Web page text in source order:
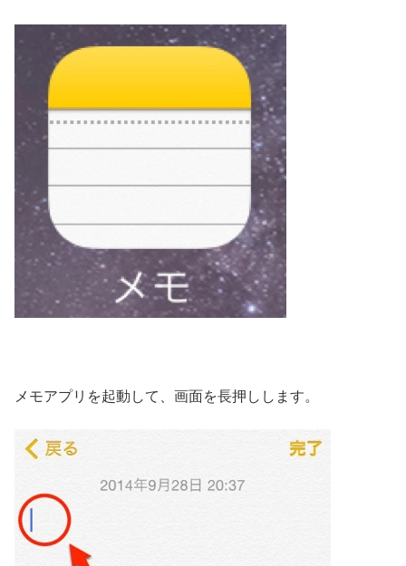
メモアプリを起動して、画面を長押しします。